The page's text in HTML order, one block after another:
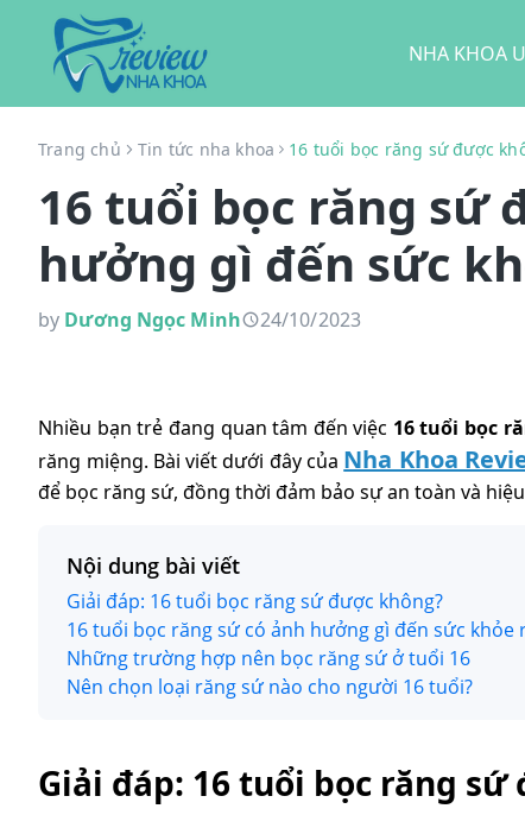
NHA KHOA
Trang chủ Tin tức nha khoa 16 tuổi bọc răng sứ được
16 tuổi bọc răng sứ
hưởng gì đến sức
by Dương Ngọc Minh 24/10/2023
Nhiều bạn trẻ đang quan tâm đến việc 16 tuổi bọc
răng miệng. Bài viết dưới đây của Nha Khoa
để bọc răng sứ, đồng thời đảm bảo sự an toàn và
Nội dung bài viết
Giải đáp: 16 tuổi bọc răng sứ được không?
16 tuổi bọc răng sứ có ảnh hưởng gì đến sức khỏe
Những trường hợp nên bọc răng sứ ở tuổi 16
Nên chọn loại răng sứ nào cho người 16 tuổi?
Giải đáp: 16 tuổi bọc răng sứ